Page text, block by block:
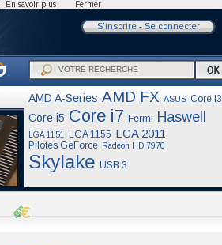
S'inscrire- Se connecter
AMD A-Series AMD FX ASUS Core i3
Core i5 Core i7 Fermi Haswell
LGA 1151 LGA 1155 LGA 2011
Pilotes GeForce Radeon HD 7970
Skylake USB 3
En savoir plus Fermer